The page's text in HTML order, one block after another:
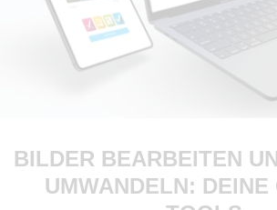
BILDER BEARBEITEN
UMWANDELN: DEINE